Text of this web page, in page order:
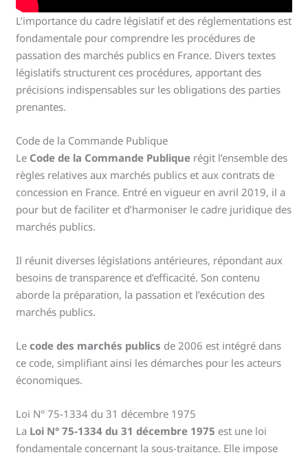
L’importance du cadre législatif et des réglementations est
fondamentale pour comprendre les procédures de
passation des marchés publics en France. Divers textes
législatifs structurent ces procédures, apportant des
précisions indispensables sur les obligations des parties
prenantes.
Code de la Commande Publique
Le Code de la Commande Publique régit l’ensemble des
règles relatives aux marchés publics et aux contrats de
concession en France. Entré en vigueur en avril 2019, il a
pour but de faciliter et d’harmoniser le cadre juridique des
marchés publics.
Il réunit diverses législations antérieures, répondant aux
besoins de transparence et d’efficacité. Son contenu
aborde la préparation, la passation et l’exécution des
marchés publics.
Lecode des marchés publics de 2006 est intégré dans
ce code, simplifiant ainsi les démarches pour les acteurs
économiques.
Loi N° 75-1334 du 31 décembre 1975
La Loi N° 75-1334 du 31 décembre 1975 est une loi
fondamentale concernant la sous-traitance. Elle impose